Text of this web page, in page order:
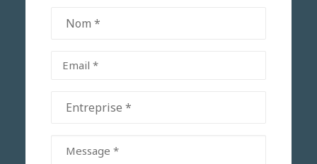
Nom (Nécessaire)
Email(Nécessaire)
Entreprise (Nécessaire)
Message (Nécessaire)